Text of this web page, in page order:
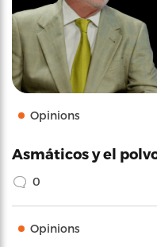
Opinions
Asmáticos y el
0
Opinions